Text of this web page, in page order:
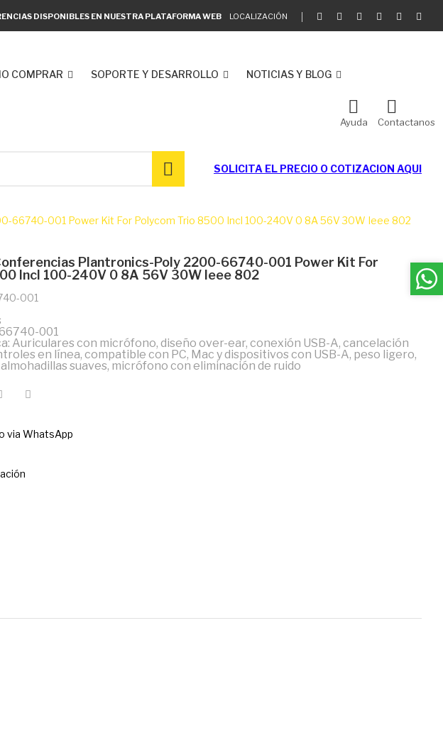
DISPONIBLES EN NUESTRA PLATAFORMA WEB LOCALIZACIÓN
COMPRAR SOPORTE Y DESARROLLO NOTICIAS Y BLOG
Ayuda Contactanos
SOLICITA EL PRECIO O COTIZACION AQUI
66740-001 Power Kit For Polycom Trio 8500 Incl 100-240V 0 8A 56V 30W Ieee 802
Plantronics-Poly 2200-66740-001 Power Kit For
Incl 100-240V 0 8A 56V 30W Ieee 802
001
001
Auriculares con micrófono, diseño over-ear, conexión USB-A, cancelación
en línea, compatible con PC, Mac y dispositivos con USB-A, peso ligero,
suaves, micrófono con eliminación de ruido
via WhatsApp